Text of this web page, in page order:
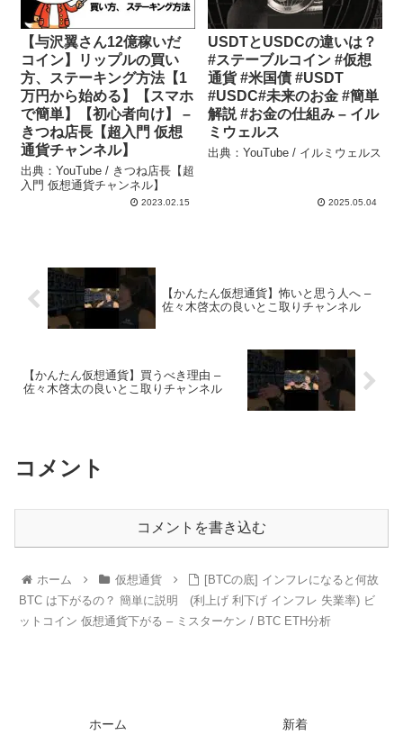
【与沢翼さん12億稼いだ
コイン】リップルの買い
方、ステーキング方法【1
万円から始める】【スマホ
で簡単】【初心者向け】 –
きつね店長【超入門 仮想
通貨チャンネル】
出典：YouTube / きつね店長【超
入門 仮想通貨チャンネル】
2023.02.15
USDTとUSDCの違いは？
#ステーブルコイン #仮想
通貨 #米国債 #USDT
#USDC#未来のお金 #簡単
解説 #お金の仕組み – イル
ミウェルス
出典：YouTube / イルミウェルス
2025.05.04
【かんたん仮想通貨】怖いと思う人へ –
佐々木啓太の良いとこ取りチャンネル
【かんたん仮想通貨】買うべき理由 –
佐々木啓太の良いとこ取りチャンネル
コメント
コメントを書き込む
ホーム 仮想通貨
[BTCの底] インフレになると何故
BTC は下がるの？ 簡単に説明 (利上げ 利下げ インフレ 失業率) ビ
ットコイン 仮想通貨下がる – ミスターケン / BTC ETH分析
ホーム 新着